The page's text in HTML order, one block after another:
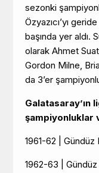
sezonki
Özyazıcı’yı
başında yer aldı.
olarak Ahmet
Gordon Milne,
da 3’er
Galatasaray’ın
şampiyonluklar
1961-62 | Gündüz
1962-63 | Gündüz